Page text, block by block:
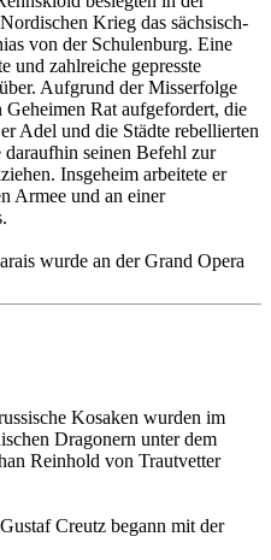
Krieg das sächsisch-
von der Schulenburg. Eine
und zahlreiche gepresste
Aufgrund der Misserfolge
Rat aufgefordert, die
Adel und die Städte rebellierten
seinen Befehl zur
Insgeheim arbeitete er
Armee und an einer
wurde an der Grand Opera
Kosaken wurden im
Dragonern unter dem
Reinhold von Trautvetter
Creutz begann mit der